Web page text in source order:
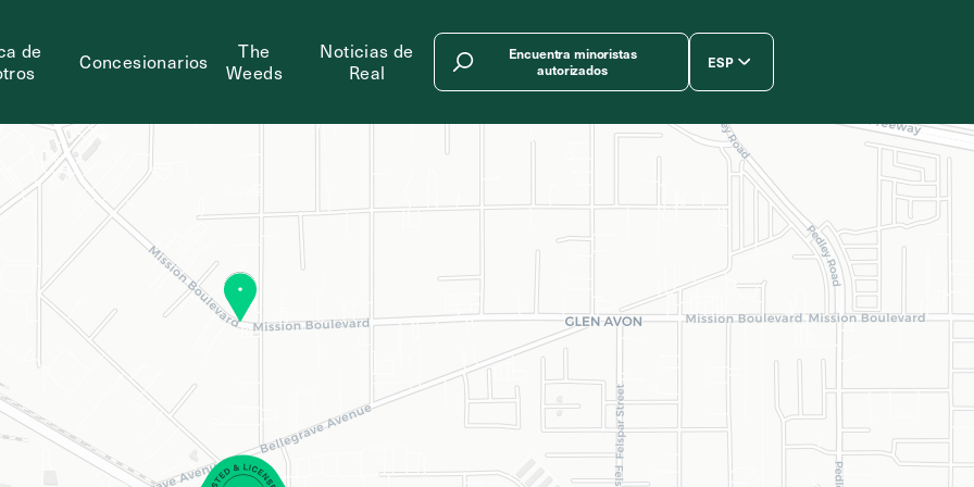
de
Concesionarios
The
Weeds
Noticias de
Real
Encuentra minoristas
autorizados
ESP